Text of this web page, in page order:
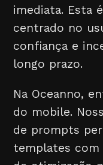
imediata. Esta
centrado no
confiança e
longo prazo.
Na Oceanno,
do mobile.
de prompts
templates com